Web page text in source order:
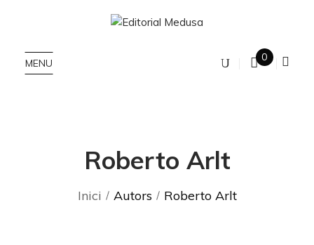
MENU 0
Roberto Arlt
Inici Autors Roberto Arlt